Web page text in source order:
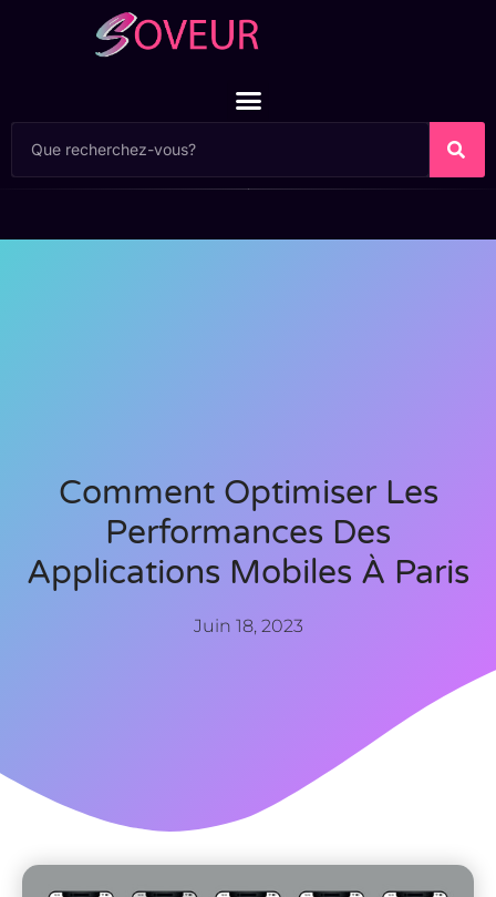
Comment Optimiser Les
Performances Des
Applications Mobiles À Paris
Juin 18, 2023